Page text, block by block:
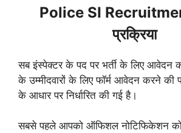
Police SI
प्रक्रिया
सब इंस्पेक्टर के पद पर भर्ती के लिए आवेदन
के उम्मीदवारों के लिए फॉर्म आवेदन करने की
के आधार पर निर्धारित की गई है।
सबसे पहले आपको ऑफिशल नोटिफिकेशन